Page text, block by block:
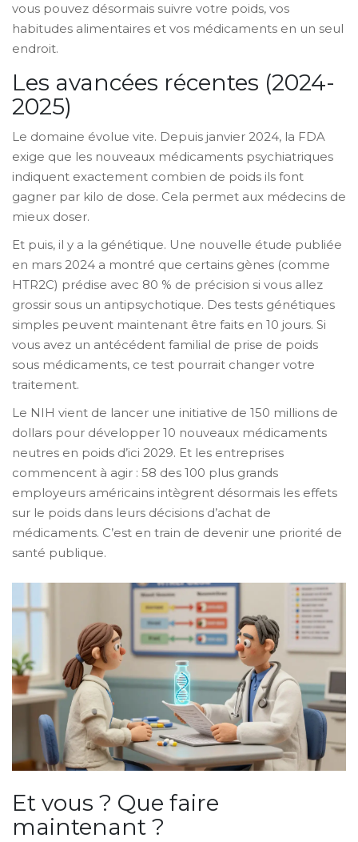
vous pouvez désormais suivre votre poids, vos
habitudes alimentaires et vos médicaments en un seul
endroit.
Les avancées récentes (2024-
2025)
Le domaine évolue vite. Depuis janvier 2024, la FDA
exige que les nouveaux médicaments psychiatriques
indiquent exactement combien de poids ils font
gagner par kilo de dose. Cela permet aux médecins de
mieux doser.
Et puis, il y a la génétique. Une nouvelle étude publiée
en mars 2024 a montré que certains gènes (comme
HTR2C) prédise avec 80 % de précision si vous allez
grossir sous un antipsychotique. Des tests génétiques
simples peuvent maintenant être faits en 10 jours. Si
vous avez un antécédent familial de prise de poids
sous médicaments, ce test pourrait changer votre
traitement.
Le NIH vient de lancer une initiative de 150 millions de
dollars pour développer 10 nouveaux médicaments
neutres en poids d’ici 2029. Et les entreprises
commencent à agir : 58 des 100 plus grands
employeurs américains intègrent désormais les effets
sur le poids dans leurs décisions d’achat de
médicaments. C’est en train de devenir une priorité de
santé publique.
Et vous ? Que faire
maintenant ?